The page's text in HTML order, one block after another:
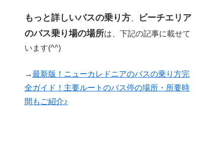
もっと詳しいバスの乗り方
ビーチエリア
のバス乗り場の場所は、下記の記事に載せて
います(^^)
→最新版！ニューカレドニアのバスの乗り方完
全ガイド！主要ルートのバス停の場所・所要時
間もご紹介♪